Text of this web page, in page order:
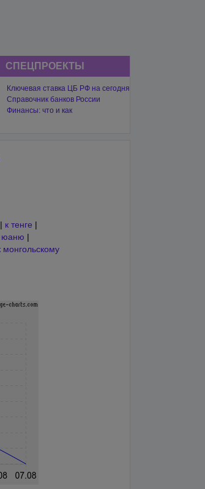
СПЕЦПРОЕКТЫ
Ключевая ставка ЦБ РФ на сегодня
Справочник банков России
Финансы: что и как
| к тенге |
юаню |